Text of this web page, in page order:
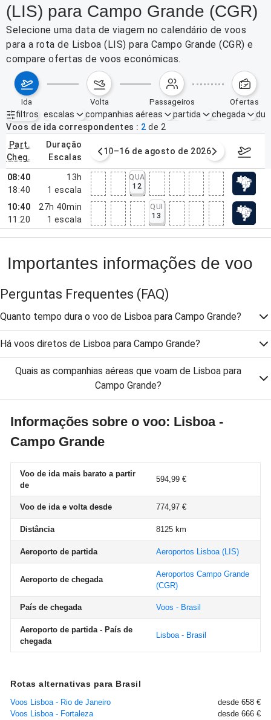
(LIS) para Campo Grande (CGR)
Selecione uma data de viagem no calendário de voos
para a rota de Lisboa (LIS) para Campo Grande (CGR) e
compare ofertas de voos económicas.
ida volta passageiros ofertas
filtros
Filtros ativos nenhum
escalas companhias aéreas partida chegada
Voos de ida correspondentes
2 de 2
part.
cheg.
duração
escalas
agosto de 2026 10–16 de agosto de 2026 17–23
08:40
18:40
13h
1 escala
QUA
12
10:40
11:20
27h 40min
1 escala
QUI
13
Importantes informações de voo
Perguntas Frequentes (FAQ)
Quanto tempo dura o voo de Lisboa para Campo Grande?
Há voos diretos de Lisboa para Campo Grande?
Quais as companhias aéreas que voam de Lisboa para
Campo Grande?
Informações sobre o voo: Lisboa -
Campo Grande
Voo de ida mais barato a partir
de
594,99 €
Voo de ida e volta desde 774,97 €
Distância 8125 km
Aeroporto de partida Aeroportos Lisboa(LIS)
Aeroporto de chegada
Aeroportos Campo Grande
(CGR)
País de chegada Voos - Brasil
Aeroporto de partida - País de
chegada
Lisboa - Brasil
Rotas alternativas para Brasil
Voos Lisboa - Rio de Janeiro
desde 658 €
Voos Lisboa - Fortaleza
desde 666 €